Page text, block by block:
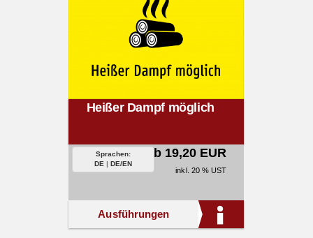
Heißer Dampf möglich
Sprachen:
DE | DE/EN
ab 19,20 EUR
inkl. 20 % UST
Ausführungen